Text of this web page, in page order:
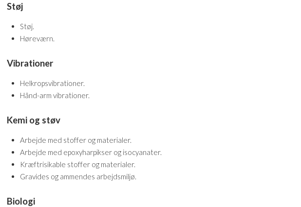
Støj
Støj.
Høreværn.
Vibrationer
Helkropsvibrationer.
Hånd-arm vibrationer.
Kemi og støv
Arbejde med stoffer og materialer.
Arbejde med epoxyharpikser og isocyanater.
Kræftrisikable stoffer og materialer.
Gravides og ammendes arbejdsmiljø.
Biologi